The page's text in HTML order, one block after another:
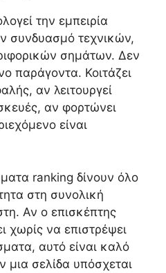
την εμπειρία
συνδυασμό τεχνικών,
σημάτων. Δεν
παράγοντα. Κοιτάζει
αν λειτουργεί
αν φορτώνει
είναι
ranking δίνουν όλο
στη συνολική
Αν ο επισκέπτης
χωρίς να επιστρέψει
αυτό είναι καλό
μια σελίδα υπόσχεται